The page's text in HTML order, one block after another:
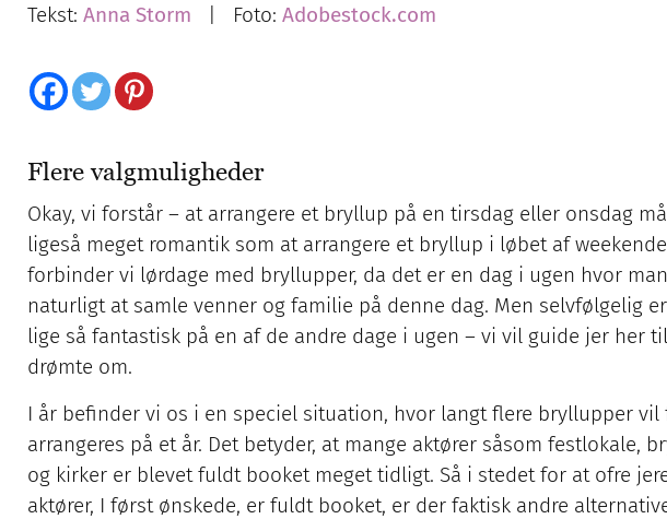
Tekst: Anna Storm | Foto: Adobestock.com
Flere valgmuligheder
Okay, vi forstår – at arrangere et bryllup på en tirsdag eller onsdag
ligeså meget romantik som at arrangere et bryllup i løbet af
forbinder vi lørdage med bryllupper, da det er en dag i ugen hvor
naturligt at samle venner og familie på denne dag. Men selvfølgelig
lige så fantastisk på en af de andre dage i ugen – vi vil guide jer her
drømte om.
I år befinder vi os i en speciel situation, hvor langt flere bryllupper
arrangeres på et år. Det betyder, at mange aktører såsom festlokale,
og kirker er blevet fuldt booket meget tidligt. Så i stedet for at ofre
aktører, I først ønskede, er fuldt booket, er der faktisk andre